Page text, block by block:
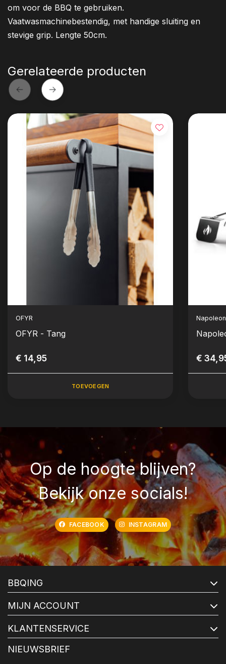
om voor de BBQ te gebruiken.
Vaatwasmachinebestendig, met handige sluiting en
stevige grip. Lengte 50cm.
Gerelateerde producten
OFYR
OFYR - Tang
€ 14,95
TOEVOEGEN
Napoleon
€
Op de hoogte blijven?
Bekijk onze socials!
FACEBOOK INSTAGRAM
BBQING
MIJN ACCOUNT
KLANTENSERVICE
NIEUWSBRIEF